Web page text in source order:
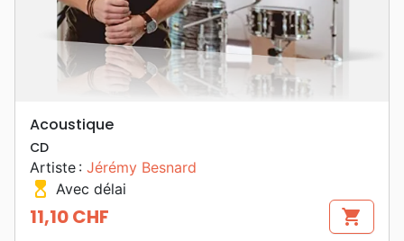
Acoustique
CD
Artiste : Jérémy Besnard
hourglass_top Avec délai
Prix
11,10 CHF shopping_cart